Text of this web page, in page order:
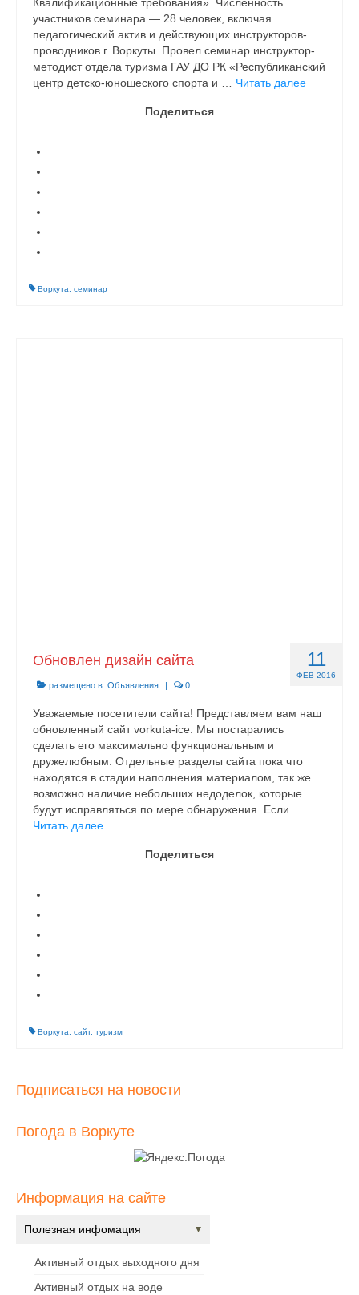
участников семинара — 28 человек, включая
педагогический актив и действующих инструкторов-
проводников г. Воркуты. Провел семинар инструктор-
методист отдела туризма ГАУ ДО РК «Республиканский
центр детско-юношеского спорта и … Читать далее
Поделиться
Воркута семинар
11
ФЕВ 2016
Обновлен дизайн сайта
размещено в: Объявления | 0
Уважаемые посетители сайта! Представляем вам наш
обновленный сайт vorkuta-ice. Мы постарались
сделать его максимально функциональным и
дружелюбным. Отдельные разделы сайта пока что
находятся в стадии наполнения материалом, так же
возможно наличие небольших недоделок, которые
будут исправляться по мере обнаружения. Если …
Читать далее
Поделиться
Воркута сайт, туризм
Подписаться на новости
Погода в Воркуте
Информация на сайте
Полезная инфомация
Активный отдых выходного дня
Активный отдых на воде